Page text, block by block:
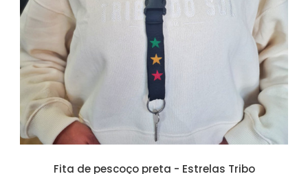
Fita de pescoço preta - Estrelas Tribo